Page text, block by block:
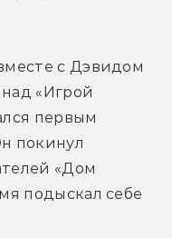
с Дэвидом
«Игрой
первым
покинул
«Дом
подыскал себе